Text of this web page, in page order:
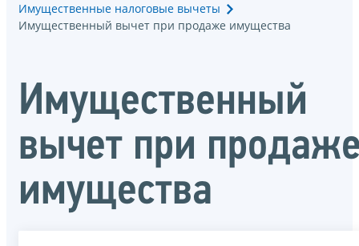
Имущественные налоговые вычеты
Имущественный вычет при продаже имущества
Имущественный
вычет при
имущества